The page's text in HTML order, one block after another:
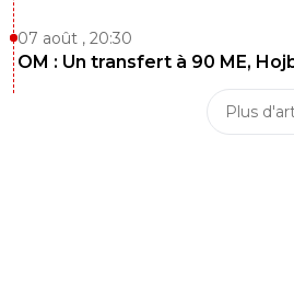
07 août , 20:30
OM : Un transfert à 90 ME,
Plus